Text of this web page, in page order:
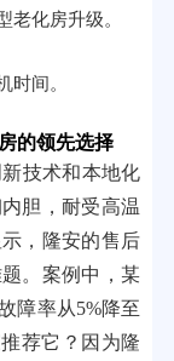
老化房升级。
时间。
的领先选择
技术和本地化
胆，耐受高温
，隆安的售后
。案例中，某
障率从5%降至
荐它？因为隆